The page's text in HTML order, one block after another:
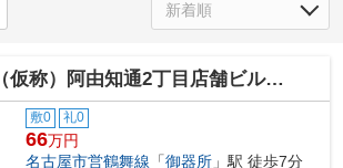
（仮称）阿由知通2丁目店舗ビル【 店舗系おすすめ 】
敷0 礼0
66万円
名古屋市営鶴舞線 「御器所 」駅 徒歩7分